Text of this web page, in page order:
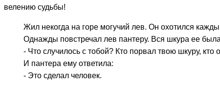
велению судьбы!
Жил некогда на горе могучий лев. Он охотился
Однажды повстречал лев пантеру. Вся шкура ее
- Что случилось с тобой? Кто порвал твою шкуру, кто
И пантера ему ответила:
- Это сделал человек.